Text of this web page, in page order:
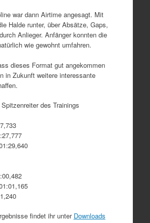
war dann Airtime angesagt. Mit
Halde runter, über Absätze, Gaps,
Anlieger. Anfänger konnten die
wie gewohnt umfahren.
dieses Format gut angekommen
in Zukunft weitere interessante
des Trainings
findet ihr unter Downloads